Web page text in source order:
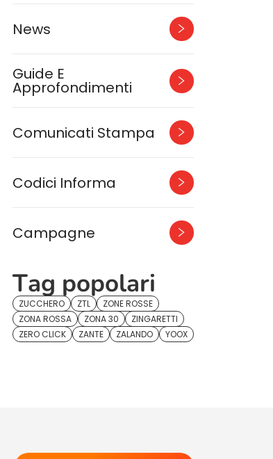
News
Guide E
Approfondimenti
Comunicati Stampa
Codici Informa
Campagne
Tag popolari
ZUCCHERO ZTL
ZONE ROSSE
ZONA ROSSA
ZONA 30
ZINGARETTI
ZERO CLICK
ZANTE ZALANDO YOOX